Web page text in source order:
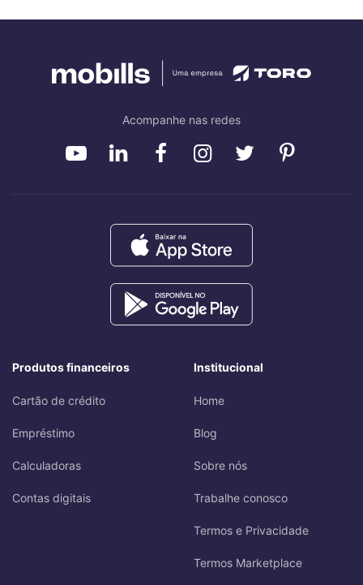
Acompanhe nas redes
Produtos financeiros
Cartão de crédito
Empréstimo
Calculadoras
Contas digitais
Institucional
Home
Blog
Sobre nós
Trabalhe conosco
Termos e Privacidade
Termos Marketplace